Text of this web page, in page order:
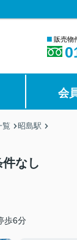
■ 販売物
会
覧 昭島駅
なし
歩6分